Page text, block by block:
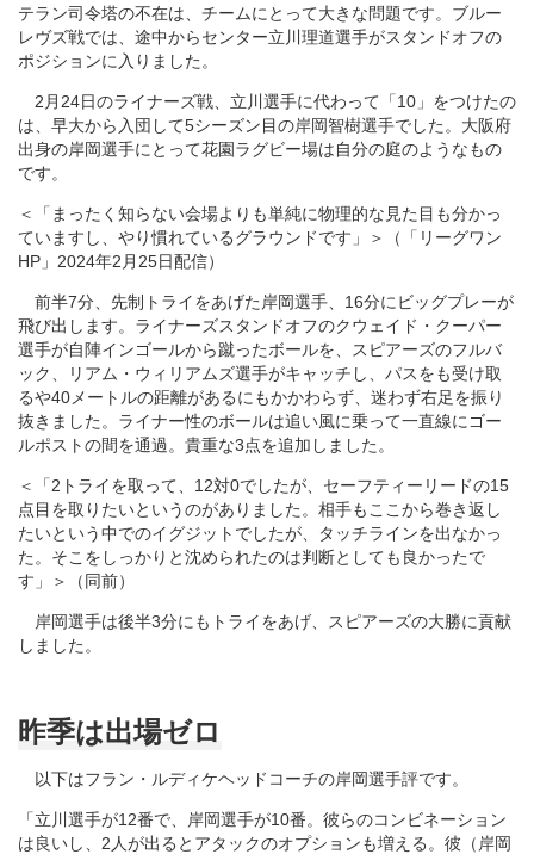
テラン司令塔の不在は、チームにとって大きな問題です。ブルー
レヴズ戦では、途中からセンター立川理道選手がスタンドオフの
ポジションに入りました。
2月24日のライナーズ戦、立川選手に代わって「10」をつけたの
は、早大から入団して5シーズン目の岸岡智樹選手でした。大阪府
出身の岸岡選手にとって花園ラグビー場は自分の庭のようなもの
です。
＜「まったく知らない会場よりも単純に物理的な見た目も分かっ
ていますし、やり慣れているグラウンドです」＞（「リーグワン
HP」2024年2月25日配信）
前半7分、先制トライをあげた岸岡選手、16分にビッグプレーが
飛び出します。ライナーズスタンドオフのクウェイド・クーパー
選手が自陣インゴールから蹴ったボールを、スピアーズのフルバ
ック、リアム・ウィリアムズ選手がキャッチし、パスをも受け取
るや40メートルの距離があるにもかかわらず、迷わず右足を振り
抜きました。ライナー性のボールは追い風に乗って一直線にゴー
ルポストの間を通過。貴重な3点を追加しました。
＜「2トライを取って、12対0でしたが、セーフティーリードの15
点目を取りたいというのがありました。相手もここから巻き返し
たいという中でのイグジットでしたが、タッチラインを出なかっ
た。そこをしっかりと沈められたのは判断としても良かったで
す」＞（同前）
岸岡選手は後半3分にもトライをあげ、スピアーズの大勝に貢献
しました。
昨季は出場ゼロ
以下はフラン・ルディケヘッドコーチの岸岡選手評です。
「立川選手が12番で、岸岡選手が10番。彼らのコンビネーション
は良いし、2人が出るとアタックのオプションも増える。彼（岸岡